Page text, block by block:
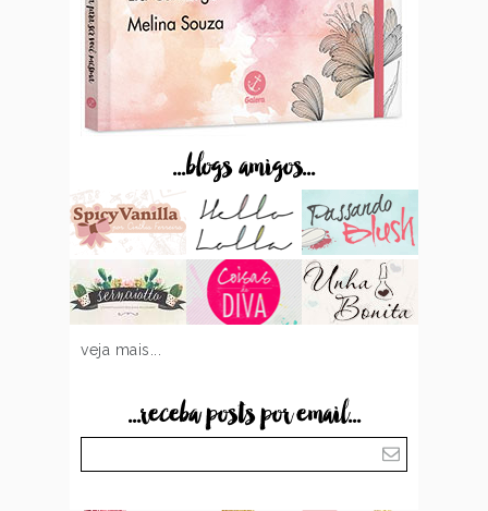
...blogs amigos...
veja mais...
...receba posts por email...